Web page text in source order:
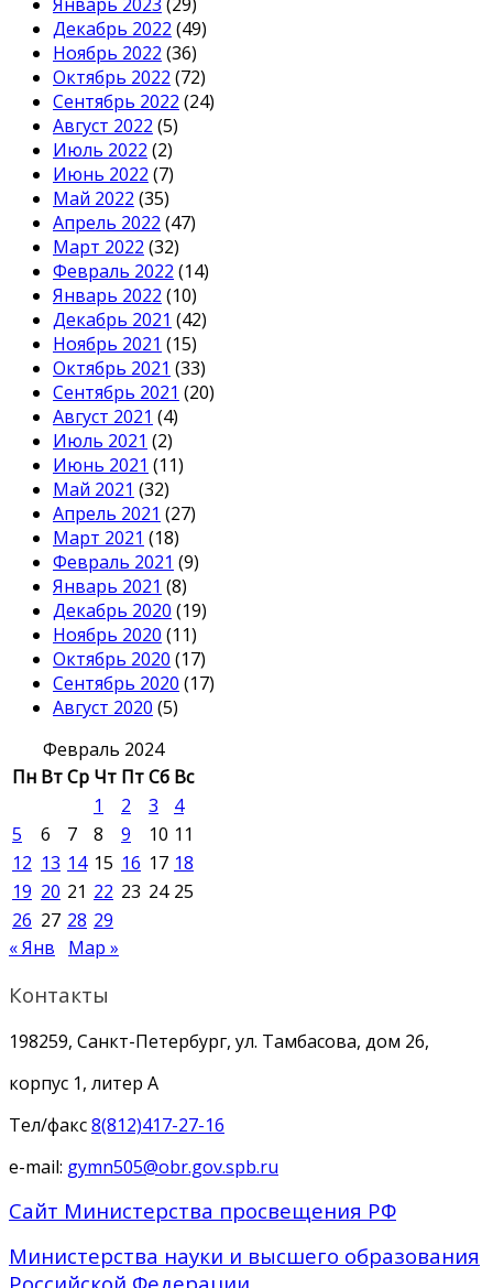
Декабрь 2022 (49)
Ноябрь 2022 (36)
Октябрь 2022 (72)
Сентябрь 2022 (24)
Август 2022 (5)
Июль 2022 (2)
Июнь 2022 (7)
Май 2022 (35)
Апрель 2022 (47)
Март 2022 (32)
Февраль 2022 (14)
Январь 2022 (10)
Декабрь 2021 (42)
Ноябрь 2021 (15)
Октябрь 2021 (33)
Сентябрь 2021 (20)
Август 2021 (4)
Июль 2021 (2)
Июнь 2021 (11)
Май 2021 (32)
Апрель 2021 (27)
Март 2021 (18)
Февраль 2021 (9)
Январь 2021 (8)
Декабрь 2020 (19)
Ноябрь 2020 (11)
Октябрь 2020 (17)
Сентябрь 2020 (17)
Август 2020 (5)
Февраль 2024
Пн ВтСр Чт ПтСб Вс
1
2 3
4
5
6 7 8 9 10 11
12 13 14 15 16 17 18
19 20 21 22 23 24 25
26 27 28 29
« Янв
Мар »
Контакты
198259, Санкт-Петербург, ул. Тамбасова, дом 26,
корпус 1, литер А
Тел/факс8(812)417-27-16
e-mail: gymn505@obr.gov.spb.ru
Сайт Министерства просвещения РФ
Министерства науки и высшего образования